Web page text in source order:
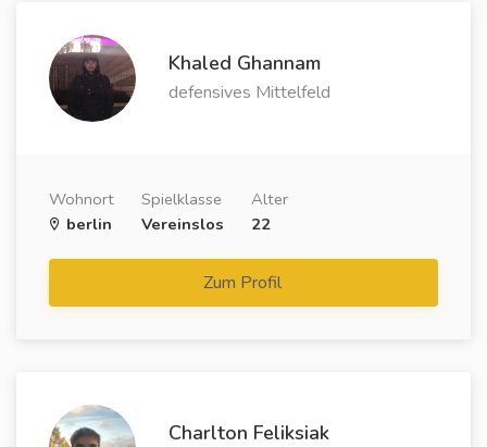
Khaled Ghannam
defensives Mittelfeld
Wohnort
berlin
Spielklasse
Vereinslos
Alter
22
Zum Profil
Charlton Feliksiak